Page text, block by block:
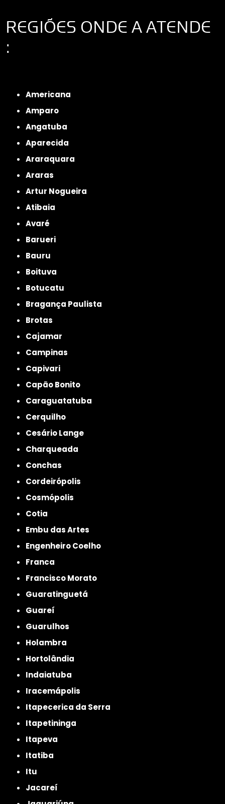
REGIÕES ONDE A ATENDE
:
Americana
Amparo
Angatuba
Aparecida
Araraquara
Araras
Artur Nogueira
Atibaia
Avaré
Barueri
Bauru
Boituva
Botucatu
Bragança Paulista
Brotas
Cajamar
Campinas
Capivari
Capão Bonito
Caraguatatuba
Cerquilho
Cesário Lange
Charqueada
Conchas
Cordeirópolis
Cosmópolis
Cotia
Embu das Artes
Engenheiro Coelho
Franca
Francisco Morato
Guaratinguetá
Guareí
Guarulhos
Holambra
Hortolândia
Indaiatuba
Iracemápolis
Itapecerica da Serra
Itapetininga
Itapeva
Itatiba
Itu
Jacareí